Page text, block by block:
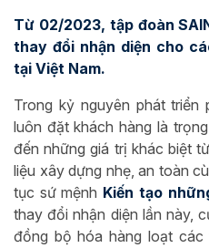
Từ 02/2023, tập đoàn
thay đổi nhận diện cho
tại Việt Nam.
Trong kỷ nguyên phát triển
luôn đặt khách hàng là
đến những giá trị khác biệt
liệu xây dựng nhẹ, an toàn
tục sứ mệnh Kiến tạo
thay đổi nhận diện lần này,
đồng bộ hóa hàng loạt các